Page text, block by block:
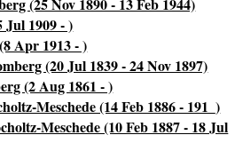
(25 Nov 1890 - 13 Feb 1944)
Jul 1909 - )
Apr 1913 - )
(20 Jul 1839 - 24 Nov 1897)
(2 Aug 1861 - )
Meschede (14 Feb 1886 - 191_)
Meschede (10 Feb 1887 - 18 Jul